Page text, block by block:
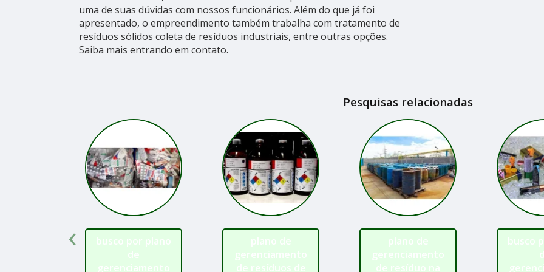
uma de suas dúvidas com nossos funcionários. Além do que já foi
apresentado, o empreendimento também trabalha com tratamento de
resíduos sólidos coleta de resíduos industriais, entre outras opções.
Saiba mais entrando em contato.
Pesquisas relacionadas
busco por plano
de
gerenciamento
plano de
gerenciamento
de resíduos de
plano de
gerenciamento
de resíduo na
busco
‹